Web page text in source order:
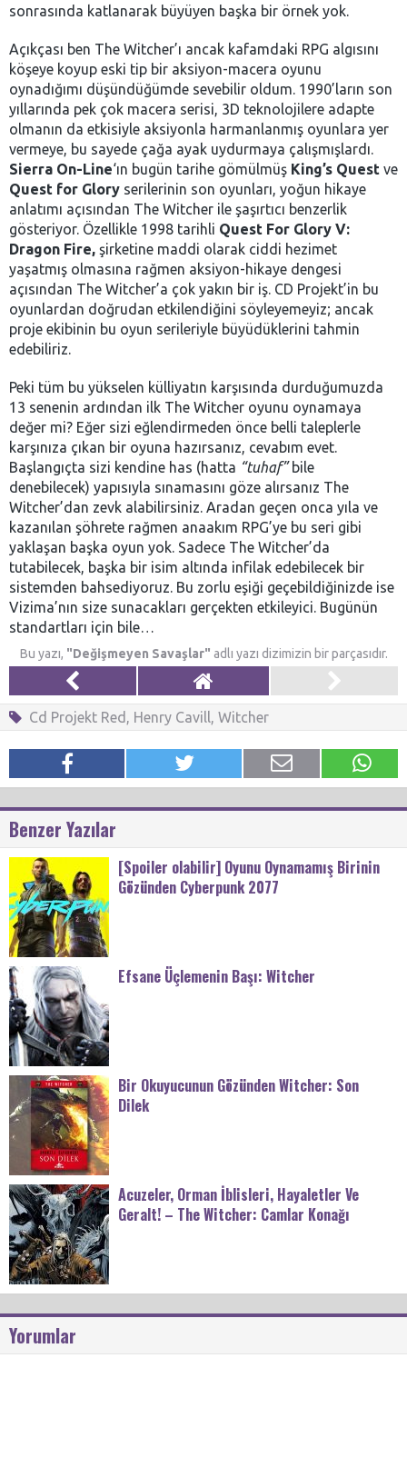
sonrasında katlanarak büyüyen başka bir örnek yok.
Açıkçası ben The Witcher’ı ancak kafamdaki RPG algısını
köşeye koyup eski tip bir aksiyon-macera oyunu
oynadığımı düşündüğümde sevebilir oldum. 1990’ların son
yıllarında pek çok macera serisi, 3D teknolojilere adapte
olmanın da etkisiyle aksiyonla harmanlanmış oyunlara yer
vermeye, bu sayede çağa ayak uydurmaya çalışmışlardı.
Sierra On-Line‘ın bugün tarihe gömülmüş King’s Quest ve
Quest for Glory serilerinin son oyunları, yoğun hikaye
anlatımı açısından The Witcher ile şaşırtıcı benzerlik
gösteriyor. Özellikle 1998 tarihli Quest For Glory V:
Dragon Fire, şirketine maddi olarak ciddi hezimet
yaşatmış olmasına rağmen aksiyon-hikaye dengesi
açısından The Witcher’a çok yakın bir iş. CD Projekt’in bu
oyunlardan doğrudan etkilendiğini söyleyemeyiz; ancak
proje ekibinin bu oyun serileriyle büyüdüklerini tahmin
edebiliriz.
Peki tüm bu yükselen külliyatın karşısında durduğumuzda
13 senenin ardından ilk The Witcher oyunu oynamaya
değer mi? Eğer sizi eğlendirmeden önce belli taleplerle
karşınıza çıkan bir oyuna hazırsanız, cevabım evet.
Başlangıçta sizi kendine has (hatta “tuhaf”bile
denebilecek) yapısıyla sınamasını göze alırsanız The
Witcher’dan zevk alabilirsiniz. Aradan geçen onca yıla ve
kazanılan şöhrete rağmen anaakım RPG’ye bu seri gibi
yaklaşan başka oyun yok. Sadece The Witcher’da
tutabilecek, başka bir isim altında infilak edebilecek bir
sistemden bahsediyoruz. Bu zorlu eşiği geçebildiğinizde ise
Vizima’nın size sunacakları gerçekten etkileyici. Bugünün
standartları için bile…
Bu yazı, "Değişmeyen Savaşlar" adlı yazı dizimizin bir parçasıdır.
Cd Projekt Red , Henry Cavill, Witcher
Benzer Yazılar
[Spoiler olabilir] Oyunu Oynamamış Birinin
Gözünden Cyberpunk 2077
Efsane Üçlemenin Başı: Witcher
Bir Okuyucunun Gözünden Witcher: Son
Dilek
Acuzeler, Orman İblisleri, Hayaletler Ve
Geralt! – The Witcher: Camlar Konağı
Yorumlar